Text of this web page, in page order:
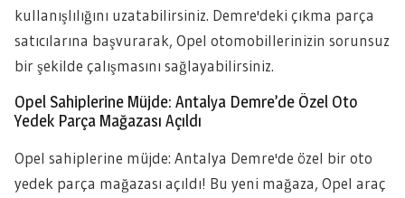
kullanışlılığını uzatabilirsiniz. Demre'deki çıkma parça
satıcılarına başvurarak, Opel otomobillerinizin sorunsuz
bir şekilde çalışmasını sağlayabilirsiniz.
Opel Sahiplerine Müjde: Antalya Demre’de Özel Oto
Yedek Parça Mağazası Açıldı
Opel sahiplerine müjde: Antalya Demre'de özel bir oto
yedek parça mağazası açıldı! Bu yeni mağaza, Opel araç